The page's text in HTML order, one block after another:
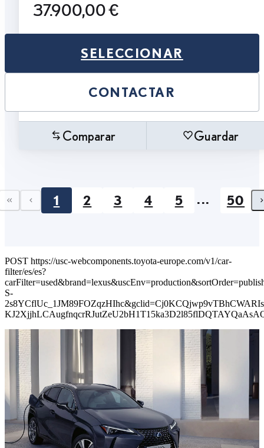
37.900,00 €
SELECCIONAR
CONTACTAR
Comparar Guardar
First page
Previous page
1 2 3 4 5 ... 50
POST https://usc-webcomponents.toyota-europe.com/v1/car-
filter/es/es?
S-